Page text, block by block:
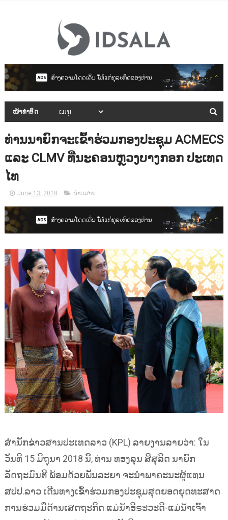
ໜ້າທຳອິດ
ທ່ານນາຍົກຈະເຂົ້າຮ່ວມກອງປະຊຸມ ACMECS
ແລະ CLMV ທີ່ນະຄອນຫຼວງບາງກອກ ປະເທດ
ໄທ
June 13, 2018 ຂ່າວສານ
ສຳນັກຂ່າວສານປະເທດລາວ (KPL) ລາຍງານລາຍວ່າ: ໃນ
ວັນທີ 15 ມິຖຸນາ 2018 ນີ້, ທ່ານ ທອງລຸນ ສີສຸລິດ ນາຍົກ
ລັດຖະມົນຕີ ພ້ອມດ້ວຍພັນລະຍາ ຈະນຳພາຄະນະຜູ້ແທນ
ສປປ.ລາວ ເດີນທາງເຂົ້າຮ່ວມກອງປະຊຸມສຸດຍອດຍຸດທະສາດ
ການຮ່ວມມືດ້ານເສດຖະກິດ ແມ່ນ້ຳອີຣະວະດີ-ແມ່ນ້ຳເຈົ້າ